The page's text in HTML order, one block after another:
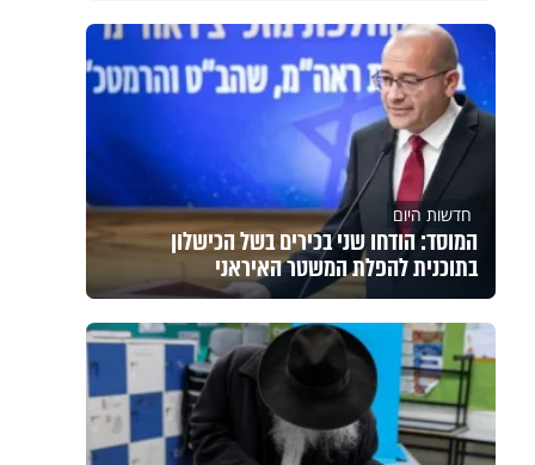
חדשות היום
המוסד: הודחו שני בכירים בשל הכישלון
בתוכנית להפלת המשטר האיראני